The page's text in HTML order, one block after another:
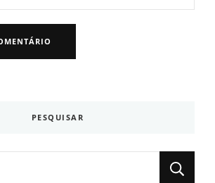
PESQUISAR